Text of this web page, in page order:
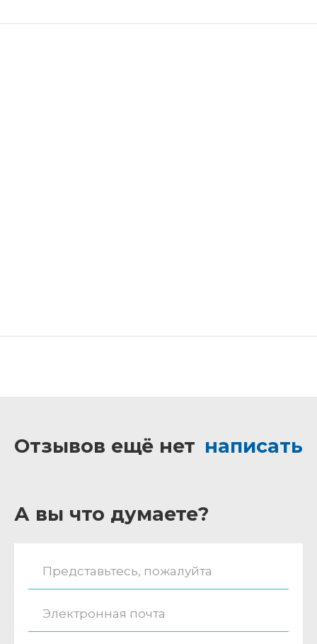
Отзывов ещё нет написать
А вы что думаете?